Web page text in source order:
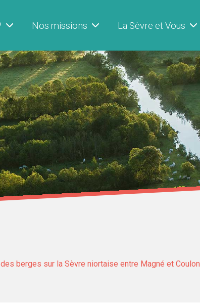
Nos missions La Sèvre et Vous
berges sur la Sèvre niortaise entre Magné et Coulon